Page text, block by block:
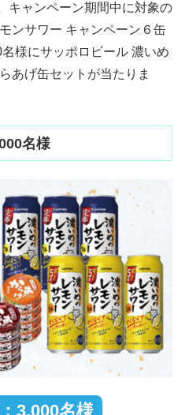
キャンペーン期間中に対象の
ンサワー キャンペーン６缶
様にサッポロビール 濃いめ
あげ缶セットが当たりま
名様
3,000名様